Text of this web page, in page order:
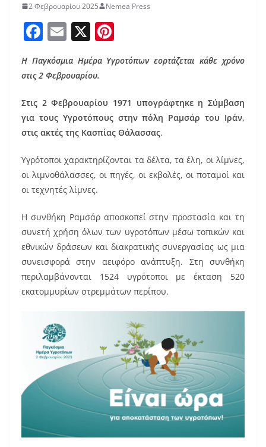
2 Φεβρουαρίου 2025 Nemea Press
F
c
b
o
k
E
ai
X
nt
er
st
H Παγκόσμια Ημέρα Υγροτόπων εορτάζεται κάθε χρόνο
στις 2 Φεβρουαρίου.
Στις 2 Φεβρουαρίου 1971 υπογράφτηκε η Σύμβαση
για τους Υγροτόπους στην πόλη Ραμσάρ του Ιράν,
στις ακτές της Κασπίας Θάλασσας.
Υγρότοποι χαρακτηρίζονται τα δέλτα, τα έλη, οι λίμνες,
οι λιμνοθάλασσες, οι πηγές, οι εκβολές, οι ποταμοί και
οι τεχνητές λίμνες.
Η συνθήκη Ραμσάρ αποσκοπεί στην προστασία και τη
συνετή χρήση όλων των υγροτόπων μέσω τοπικών και
εθνικών δράσεων και διακρατικής συνεργασίας ως μια
συνεισφορά στην αειφόρο ανάπτυξη. Στη συνθήκη
περιλαμβάνονται 1524 υγρότοποι με έκταση 520
εκατομμυρίων στρεμμάτων περίπου.